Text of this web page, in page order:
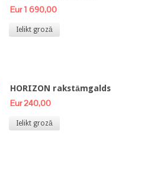
Eur 1 690,00
Ielikt grozā
HORIZON rakstāmgalds
Eur 240,00
Ielikt grozā